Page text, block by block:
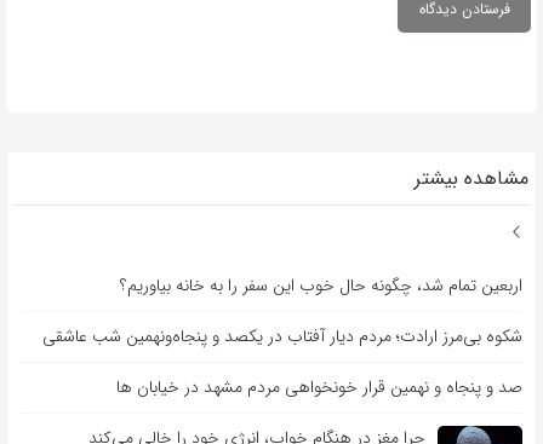
مشاهده بیشتر
اربعین تمام شد، چگونه حال خوب این سفر را به خانه بیاوریم؟
شکوه بی‌مرز ارادت؛ مردم دیار آفتاب در یکصد و پنجاه‌ونهمین شب عاشقی
صد و پنجاه و نهمین قرار خونخواهی مردم مشهد در خیابان ها
چرا مغز در هنگام خواب، انرژی خود را خالی می‌کند